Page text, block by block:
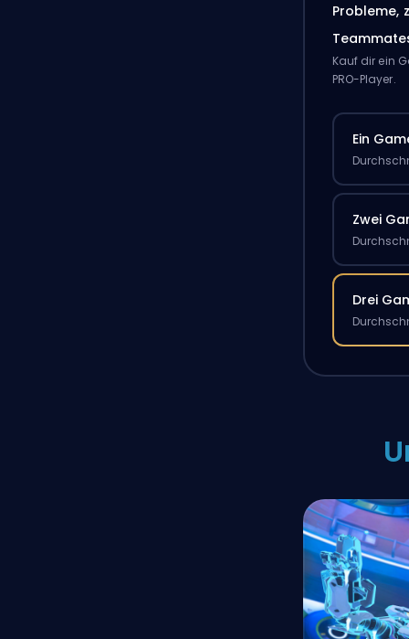
Probleme,
Kauf dir ein
PRO-Player.
Ein
Zwei
Drei